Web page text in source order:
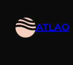
contenu
ATLAO